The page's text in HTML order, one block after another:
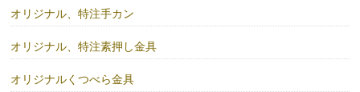
オリジナル、特注手カン
オリジナル、特注素押し金具
オリジナルくつべら金具